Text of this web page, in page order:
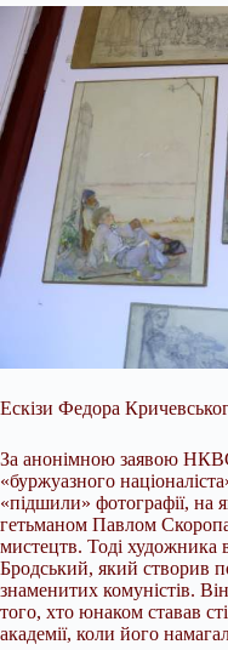
Ескізи Федора
За анонімною заявою
«буржуазного
«підшили» фотографії, на
гетьманом Павлом
мистецтв. Тоді художника
Бродський, який створив
знаменитих комуністів.
того, хто юнаком ставав
академії, коли його